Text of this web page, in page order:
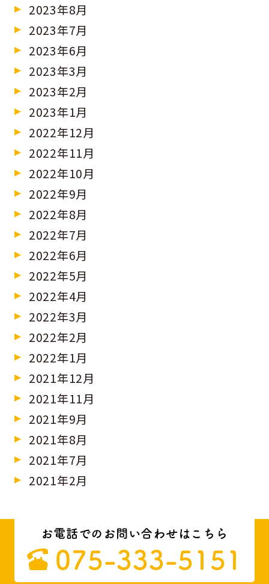
2023年8月
2023年7月
2023年6月
2023年3月
2023年2月
2023年1月
2022年12月
2022年11月
2022年10月
2022年9月
2022年8月
2022年7月
2022年6月
2022年5月
2022年4月
2022年3月
2022年2月
2022年1月
2021年12月
2021年11月
2021年9月
2021年8月
2021年7月
2021年2月
お電話でのお問い合わせはこちら
075-333-5151